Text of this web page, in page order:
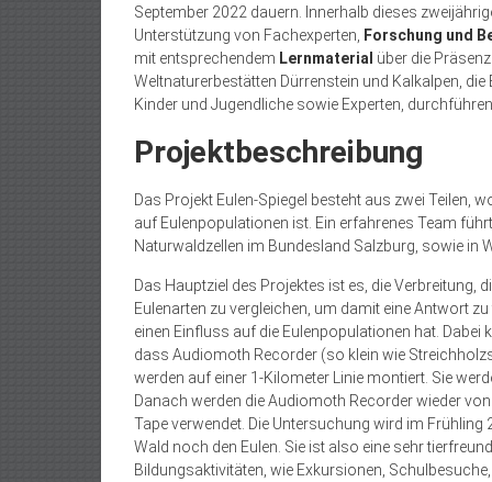
September 2022 dauern. Innerhalb dieses
Unterstützung von Fachexperten,
Forschung und
mit entsprechendem Lernmaterial über die
Weltnaturerbestätten Dürrenstein und Kalkalpen,
Kinder und Jugendliche sowie Experten, durchführen.
Projektbeschreibung
Das Projekt Eulen-Spiegel besteht aus zwei Teilen,
auf Eulenpopulationen ist. Ein erfahrenes Team
Naturwaldzellen im Bundesland Salzburg, sowie in
Das Hauptziel des Projektes ist es, die
Eulenarten zu vergleichen, um damit eine Antwort
einen Einfluss auf die Eulenpopulationen hat.
dass Audiomoth Recorder (so klein wie
werden auf einer 1-Kilometer Linie montiert. Sie
Danach werden die Audiomoth Recorder wieder
Tape verwendet. Die Untersuchung wird im
Wald noch den Eulen. Sie ist also eine sehr
Bildungsaktivitäten, wie Exkursionen,